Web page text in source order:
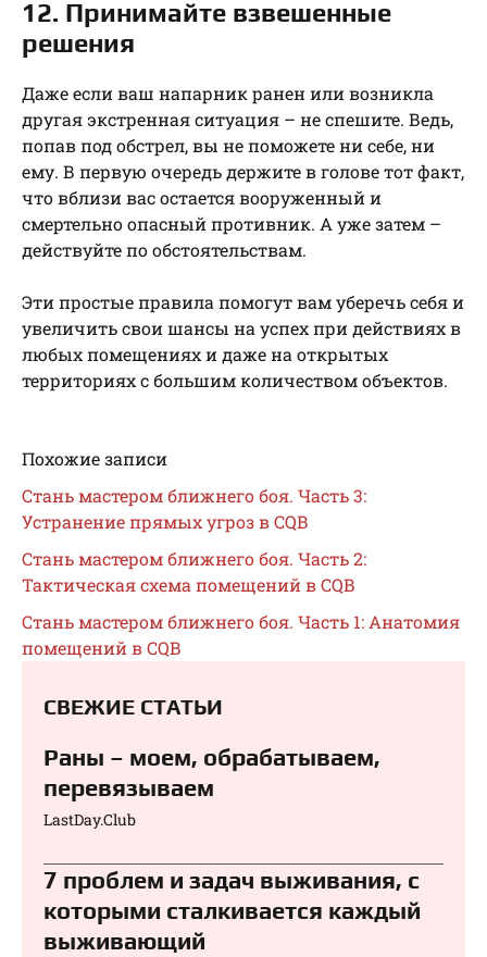
12. Принимайте взвешенные
решения
Даже если ваш напарник ранен или возникла
другая экстренная ситуация – не спешите. Ведь,
попав под обстрел, вы не поможете ни себе, ни
ему. В первую очередь держите в голове тот факт,
что вблизи вас остается вооруженный и
смертельно опасный противник. А уже затем –
действуйте по обстоятельствам.
Эти простые правила помогут вам уберечь себя и
увеличить свои шансы на успех при действиях в
любых помещениях и даже на открытых
территориях с большим количеством объектов.
Похожие записи
Стань мастером ближнего боя. Часть 3:
Устранение прямых угроз в CQB
Стань мастером ближнего боя. Часть 2:
Тактическая схема помещений в CQB
Стань мастером ближнего боя. Часть 1: Анатомия
помещений в CQB
СВЕЖИЕ СТАТЬИ
Раны – моем, обрабатываем,
перевязываем⁠⁠
LastDay.Club
7 проблем и задач выживания, с
которыми сталкивается каждый
выживающий